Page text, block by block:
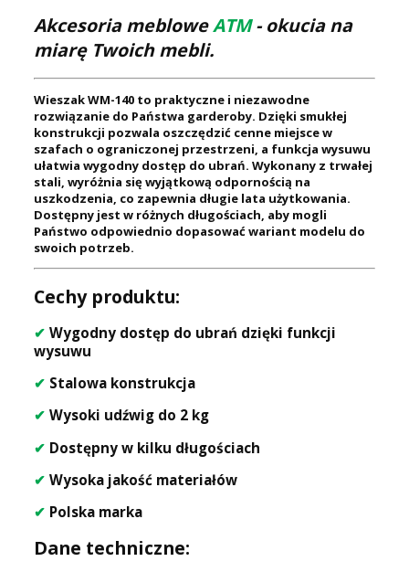
Akcesoria mebloweATM- okucia na
miarę Twoich mebli.
Wieszak WM-140 to praktyczne i niezawodne
rozwiązanie do Państwa garderoby. Dzięki smukłej
konstrukcji pozwala oszczędzić cenne miejsce w
szafach o ograniczonej przestrzeni, a funkcja wysuwu
ułatwia wygodny dostęp do ubrań. Wykonany z trwałej
stali, wyróżnia się wyjątkową odpornością na
uszkodzenia, co zapewnia długie lata użytkowania.
Dostępny jest w różnych długościach, aby mogli
Państwo odpowiednio dopasować wariant modelu do
swoich potrzeb.
Cechy produktu:
✔ Wygodny dostęp do ubrań dzięki funkcji
wysuwu
✔ Stalowa konstrukcja
✔ Wysoki udźwig do 2 kg
✔ Dostępny w kilku długościach
✔ Wysoka jakość materiałów
✔ Polska marka
Dane techniczne: